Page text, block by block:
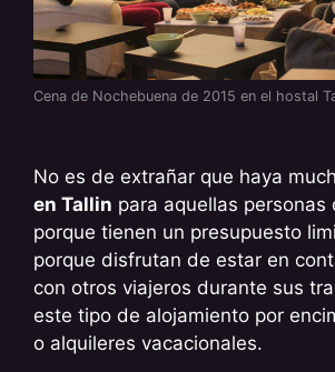
Cena de Nochebuena de 2015 en el hostal
No es de extrañar que haya
en Tallin para aquellas personas
porque tienen un presupuesto
porque disfrutan de estar en
con otros viajeros durante sus
este tipo de alojamiento por
o alquileres vacacionales.